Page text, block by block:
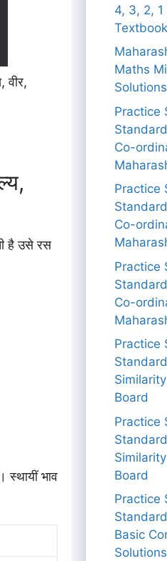
वीर,
है उसे रस
स्थायीं भाव
4, 3, 2, 1
Maths
Solutions
Practice
Co-
Practice
Co-
Practice
Co-
Practice
Board
Practice
Board
Practice
Basic